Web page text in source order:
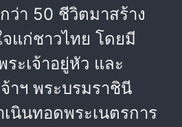
ว่า 50 ชีวิตมาสร้าง
แก่ชาวไทย โดยมี
ะเจ้าอยู่หัว และ
าฯ พระบรมราชินี
นินทอดพระเนตรการ